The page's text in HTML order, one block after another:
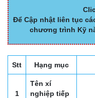
Để Cập nhật liên tục
chương trình Kỹ
Stt Hạng mục
1
Tên xí
nghiệp tiếp